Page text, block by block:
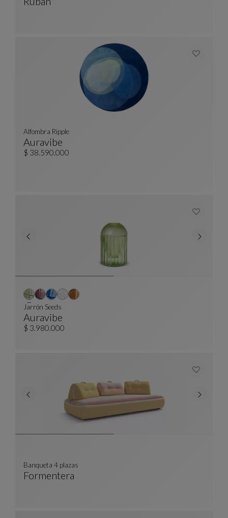
Auravibe
Alfombra Ripple
Ver Descripción Completa
Alfombra Ripple
$ 38.590.000
Auravibe
Jarrón Seeds
Ver Descripción Completa
Jarrón Seeds
$ 3.980.000
Formentera
Banqueta 4 plazas